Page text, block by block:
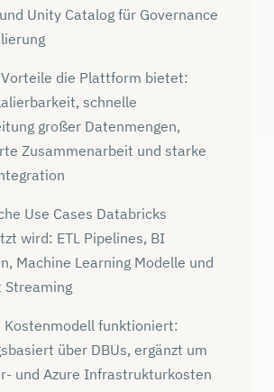
Unity Catalog für Governance
die Plattform bietet:
schnelle
großer Datenmengen,
Zusammenarbeit und starke
Use Cases Databricks
wird: ETL Pipelines, BI
Machine Learning Modelle und
Streaming
Kostenmodell funktioniert:
über DBUs, ergänzt um
und Azure Infrastrukturkosten